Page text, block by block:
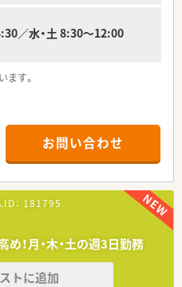
／水・土 8:30～12:00
ます。
お問い合わせ
： 181795
！月・木・土の週3日勤務
トに追加